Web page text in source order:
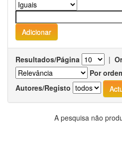
Resultados/Página |
Por
Autores/Registo
A pesquisa não